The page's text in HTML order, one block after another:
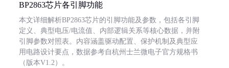
BP2863芯片各引脚功能
本文详细解析BP2863芯片的引脚功能及参数，包括各引脚
定义、典型电压/电流值、内部逻辑关系等核心数据，并附
引脚参数对照表。内容涵盖驱动配置、保护机制及典型应
用电路设计要点，数据参考自杭州士兰微电子官方规格书
（版本V1.2）。